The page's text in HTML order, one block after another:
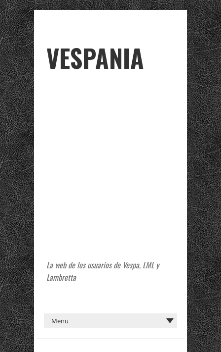
VESPANIA
La web de los usuarios de Vespa, LML y
Lambretta